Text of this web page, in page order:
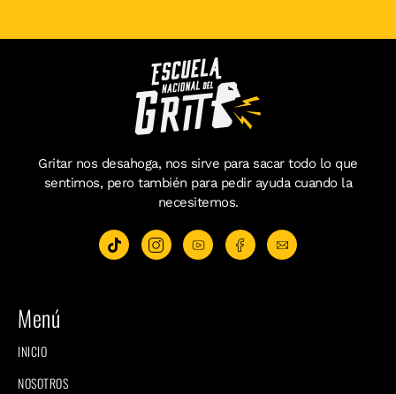
Gritar nos desahoga, nos sirve para sacar todo lo que
sentimos, pero también para pedir ayuda cuando la
necesitemos.
Menú
INICIO
NOSOTROS